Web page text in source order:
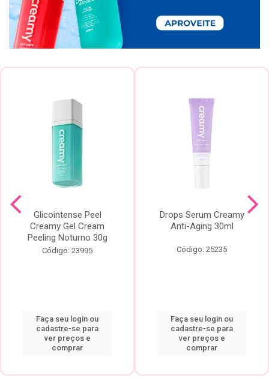
Glicointense Peel
Creamy Gel Cream
Peeling Noturno 30g
Código: 23995
Faça seu login ou
cadastre-se para
ver preços e
comprar
Drops Serum Creamy
Anti-Aging 30ml
Código: 25235
Faça seu login ou
cadastre-se para
ver preços e
comprar